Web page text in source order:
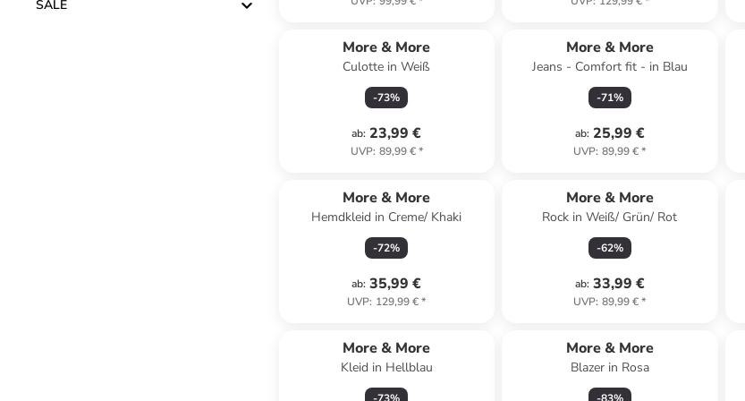
SALE
More & More
Culotte in Weiß
-73%
ab: 23,99 €
UVP: 89,99 €*
More & More
Jeans - Comfort fit - in Blau
-71%
ab: 25,99 €
UVP: 89,99 €*
More & More
Hemdkleid in Creme/ Khaki
-72%
ab: 35,99 €
UVP: 129,99 €*
More & More
Rock in Weiß/ Grün/ Rot
-62%
ab: 33,99 €
UVP: 89,99 €*
More & More
Kleid in Hellblau
More & More
Blazer in Rosa